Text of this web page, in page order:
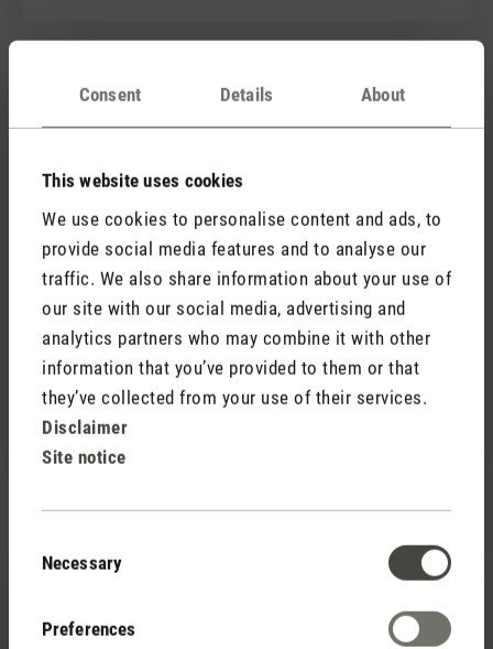
Consent Details About
This website uses cookies
We use cookies to personalise content and ads, to
provide social media features and to analyse our
traffic. We also share information about your use of
our site with our social media, advertising and
analytics partners who may combine it with other
information that you’ve provided to them or that
they’ve collected from your use of their services.
Disclaimer
Site notice
Selection
Necessary
Preferences
20 June 2025 08:11
Neuer Liebling in meinem zu Hause…
… SIMON ist die Rettung in den heissen
Sommertagen für mich und meinen Frenchie in
unserer Stadtwohnung. Schnelle und einfache
Montage und die Bedienung mit dem Handsender
einfach nur genial. Das unauffällige und zugleich
stylische Design trägt dazu bei, dass sich SIMON in
jedem zu Hause integrieren lässt.
Ich kann SIMON weiterempfehlen – ein durchdachtes
Produkt, das hält, was es verspricht.
27 June 2026 12:38
Review with rating of 5 out of 5 stars
Excellent ventilateur